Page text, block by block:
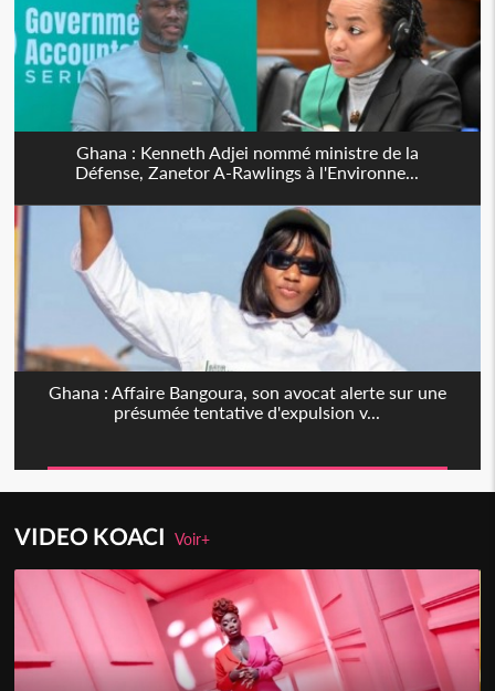
Ghana : Kenneth Adjei nommé ministre de la
Défense, Zanetor A-Rawlings à l'Environne...
Ghana : Affaire Bangoura, son avocat alerte sur une
présumée tentative d'expulsion v...
VIDEO KOACIVoir+